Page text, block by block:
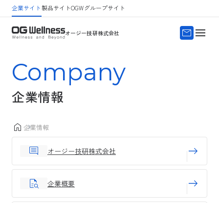
企業サイト製品サイトOGWグループサイト
オージー技研株式会社
サイトマップ
よくある質問
Company
企業情報
企業情報
オージー技研株式会社
企業概要